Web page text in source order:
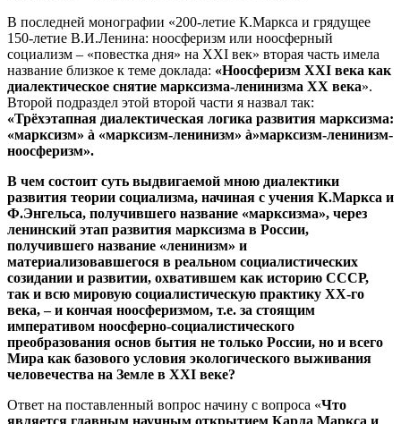
В последней монографии «200-летие К.Маркса и грядущее
150-летие В.И.Ленина: ноосферизм или ноосферный
социализм – «повестка дня» на XXI век» вторая часть имела
название близкое к теме доклада: «Ноосферизм XXI века как
диалектическое снятие марксизма-ленинизма ХХ века».
Второй подраздел этой второй части я назвал так:
«Трёхэтапная диалектическая логика развития марксизма:
«марксизм» à «марксизм-ленинизм» à»марксизм-ленинизм-
ноосферизм».
В чем состоит суть выдвигаемой мною диалектики
развития теории социализма, начиная с учения К.Маркса и
Ф.Энгельса, получившего название «марксизма», через
ленинский этап развития марксизма в России,
получившего название «ленинизм» и
материализовавшегося в реальном социалистических
созидании и развитии, охватившем как историю СССР,
так и всю мировую социалистическую практику ХХ-го
века, – и кончая ноосферизмом, т.е. за стоящим
императивом ноосферно-социалистического
преобразования основ бытия не только России, но и всего
Мира как базового условия экологического выживания
человечества на Земле в XXI веке?
Ответ на поставленный вопрос начину с вопроса «Что
является главным научным открытием Карла Маркса и